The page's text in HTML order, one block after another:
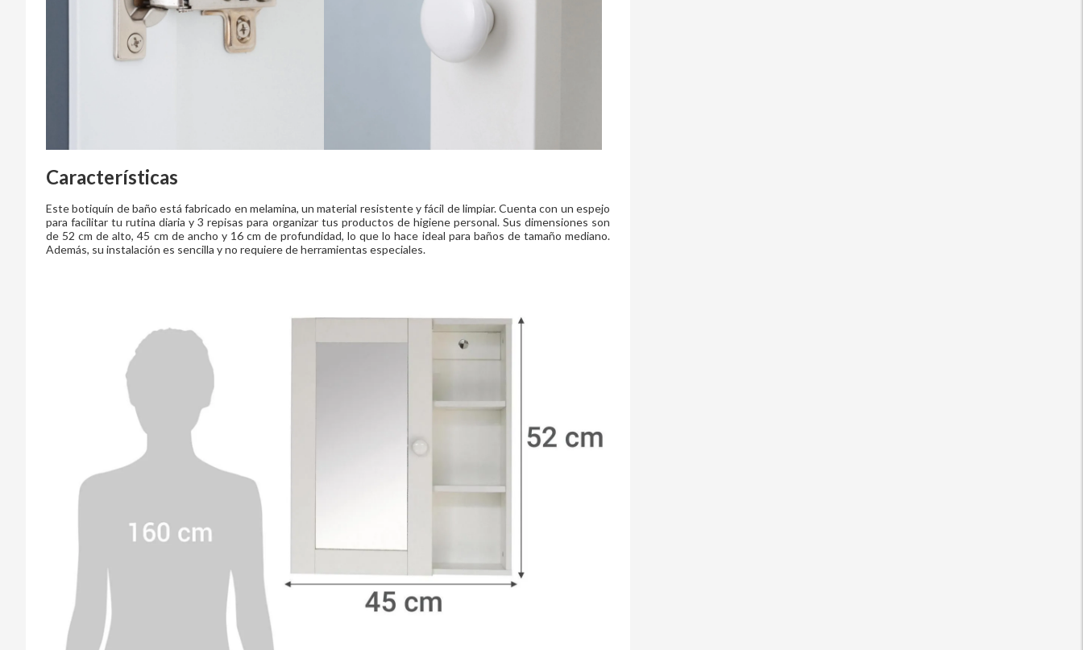
Características
Este botiquín de baño está fabricado en melamina, un material resistente y fácil de limpiar. Cuenta con un espejo
para facilitar tu rutina diaria y 3 repisas para organizar tus productos de higiene personal. Sus dimensiones son
de 52 cm de alto, 45 cm de ancho y 16 cm de profundidad, lo que lo hace ideal para baños de tamaño mediano.
Además, su instalación es sencilla y no requiere de herramientas especiales.